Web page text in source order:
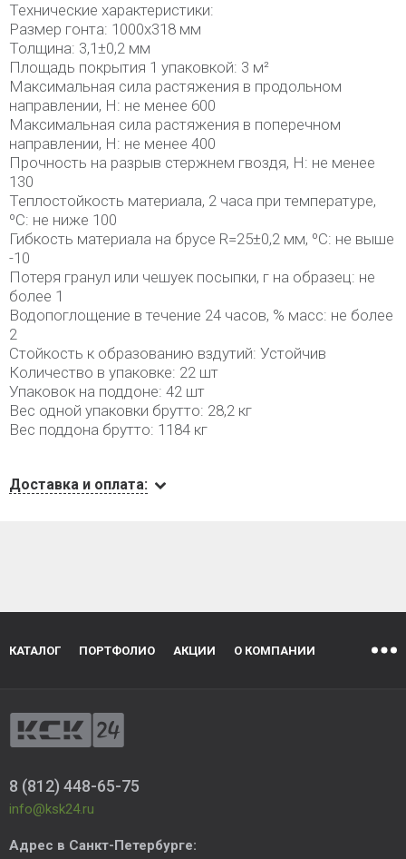
Технические характеристики:
Размер гонта: 1000х318 мм
Толщина: 3,1±0,2 мм
Площадь покрытия 1 упаковкой: 3 м²
Максимальная сила растяжения в продольном
направлении, Н: не менее 600
Максимальная сила растяжения в поперечном
направлении, Н: не менее 400
Прочность на разрыв стержнем гвоздя, Н: не менее
130
Теплостойкость материала, 2 часа при температуре,
ºС: не ниже 100
Гибкость материала на брусе R=25±0,2 мм, ºС: не выше
-10
Потеря гранул или чешуек посыпки, г на образец: не
более 1
Водопоглощение в течение 24 часов, % масс: не более
2
Стойкость к образованию вздутий: Устойчив
Количество в упаковке: 22 шт
Упаковок на поддоне: 42 шт
Вес одной упаковки брутто: 28,2 кг
Вес поддона брутто: 1184 кг
Доставка и оплата:
КАТАЛОГ ПОРТФОЛИО АКЦИИ О КОМПАНИИ
8 (812) 448-65-75
info@ksk24.ru
Адрес в Санкт-Петербурге: